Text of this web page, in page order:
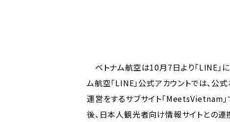
ベトナム航空は10月7日より「LINE」
ム航空「LINE」公式アカウントでは、公
運営をするサブサイト「MeetsVietnam
後、日本人観光者向け情報サイトとの